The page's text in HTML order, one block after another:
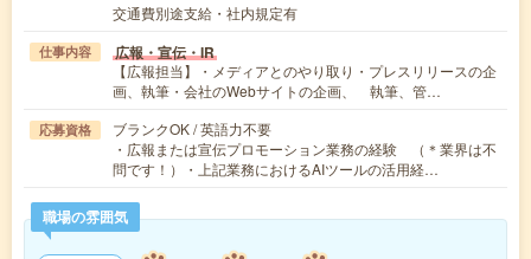
交通費別途支給・社内規定有
仕事内容 広報・宣伝・IR
【広報担当】・メディアとのやり取り・プレスリリースの企
画、執筆・会社のWebサイトの企画、 執筆、管…
応募資格
ブランクOK / 英語力不要
・広報または宣伝プロモーション業務の経験 （＊業界は不
問です！）・上記業務におけるAIツールの活用経…
職場の雰囲気